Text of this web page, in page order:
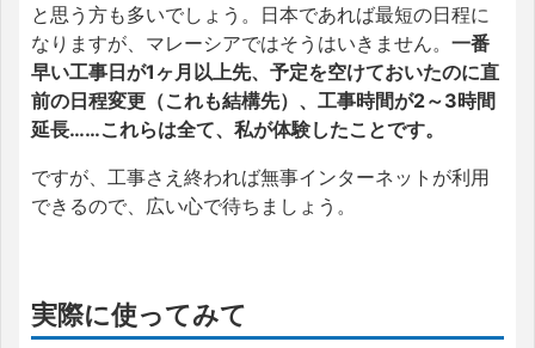
と思う方も多いでしょう。日本であれば最短の日程に
なりますが、マレーシアではそうはいきません。 一番
早い工事日が1ヶ月以上先、予定を空けておいたのに直
前の日程変更（これも結構先）、工事時間が2～3時間
延長……これらは全て、私が体験したことです。
ですが、工事さえ終われば無事インターネットが利用
できるので、広い心で待ちましょう。
実際に使ってみて